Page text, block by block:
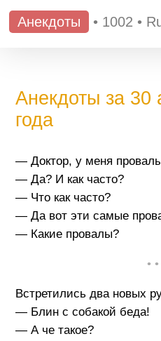
Анекдоты • 1002 •
Анекдоты за 30
года
— Доктор, у меня
— Да? И как часто?
— Что как часто?
— Да вот эти самые
— Какие провалы?
•
Встретились два новых
— Блин с собакой беда!
— А че такое?